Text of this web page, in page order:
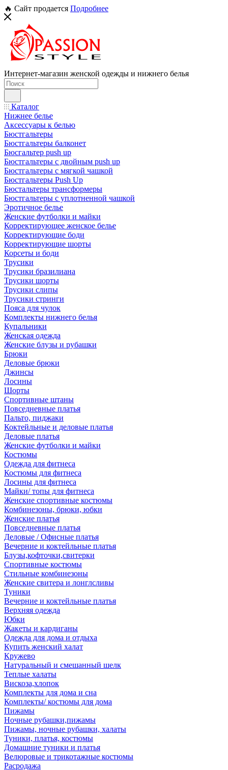
🔥 Сайт продается Подробнее
Интернет-магазин женской одежды и нижнего белья
Каталог
Нижнее белье
Аксессуары к белью
Бюстгальтеры
Бюстгальтеры балконет
Бюсгальтер push up
Бюстгальтеры с двойным push up
Бюстгальтеры с мягкой чашкой
Бюстгальтеры Push Up
Бюстальтеры трансформеры
Бюстгальтеры с уплотненной чашкой
Эротичное белье
Женские футболки и майки
Корректирующее женское белье
Корректирующие боди
Корректирующие шорты
Корсеты и боди
Трусики
Трусики бразилиана
Трусики шорты
Трусики слипы
Трусики стринги
Пояса для чулок
Комплекты нижнего белья
Купальники
Женская одежда
Женские блузы и рубашки
Брюки
Деловые брюки
Джинсы
Лосины
Шорты
Спортивные штаны
Повседневные платья
Пальто, пиджаки
Коктейльные и деловые платья
Деловые платья
Женские футболки и майки
Костюмы
Одежда для фитнеса
Костюмы для фитнеса
Лосины для фитнеса
Майки/ топы для фитнеса
Женские спортивные костюмы
Комбинезоны, брюки, юбки
Женские платья
Повседневные платья
Деловые / Офисные платья
Вечерние и коктейльные платья
Блузы,кофточки,свитерки
Спортивные костюмы
Стильные комбинезоны
Женские свитера и лонглсливы
Туники
Вечерние и коктейльные платья
Верхняя одежда
Юбки
Жакеты и кардиганы
Одежда для дома и отдыха
Купить женский халат
Кружево
Натуральный и смешанный шелк
Теплые халаты
Вискоза,хлопок
Комплекты для дома и сна
Комплекты/ костюмы для дома
Пижамы
Ночные рубашки,пижамы
Пижамы, ночные рубашки, халаты
Туники, платья, костюмы
Домашние туники и платья
Велюровые и трикотажные костюмы
Расродажа